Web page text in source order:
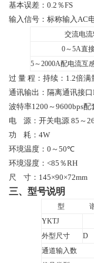
基本误差： 0.2 ％FS
输入信号： 标称输入AC
交流电
0～5A直
5～2000A配电流互
过 量 程：持续：1.2倍
通讯输出：隔离通讯接口
波特率1200 ～9600bps
电
源：开关电源 85 ～
功
耗： 4W
环境温度： 0 ～ 50℃
环境湿度： <85 ％RH
尺
寸： 145×90×72mm
三、型号说明
型
YKTJ
外型尺寸
D
通道输入数